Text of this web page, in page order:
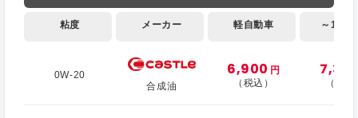
粘度 メーカー 軽自動車 ～
0W-20
合成油
6,900 円
（税込）
（税